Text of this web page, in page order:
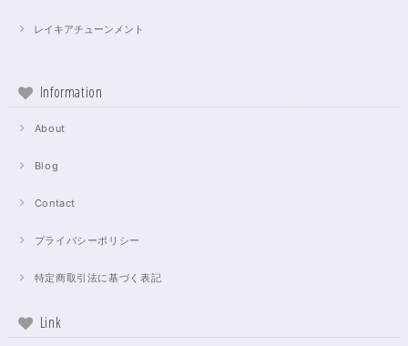
レイキアチューンメント
Information
About
Blog
Contact
プライバシーポリシー
特定商取引法に基づく表記
Link